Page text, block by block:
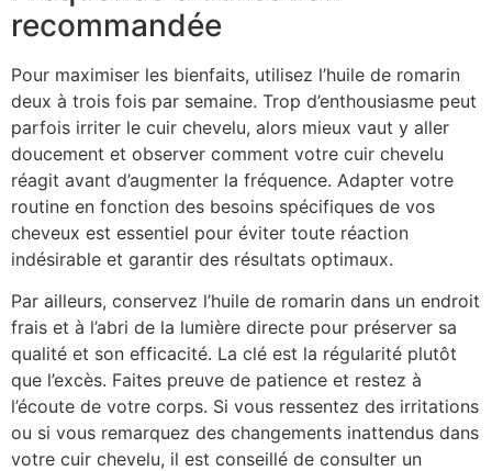
recommandée
Pour maximiser les bienfaits, utilisez l’huile de romarin
deux à trois fois par semaine. Trop d’enthousiasme peut
parfois irriter le cuir chevelu, alors mieux vaut y aller
doucement et observer comment votre cuir chevelu
réagit avant d’augmenter la fréquence. Adapter votre
routine en fonction des besoins spécifiques de vos
cheveux est essentiel pour éviter toute réaction
indésirable et garantir des résultats optimaux.
Par ailleurs, conservez l’huile de romarin dans un endroit
frais et à l’abri de la lumière directe pour préserver sa
qualité et son efficacité. La clé est la régularité plutôt
que l’excès. Faites preuve de patience et restez à
l’écoute de votre corps. Si vous ressentez des irritations
ou si vous remarquez des changements inattendus dans
votre cuir chevelu, il est conseillé de consulter un